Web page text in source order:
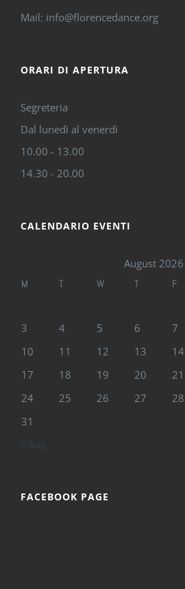
Mail: info@florencedance.org
ORARI DI APERTURA
Segreteria
Dal lunedì al venerdì
10.00 - 13.00
14.30 - 20.00
CALENDARIO EVENTI
August 2026
M T W T F
3
4 5 6 7
10
11 12 13 14
17
18 19 20 21
24
25 26 27 28
31
« Aug
FACEBOOK PAGE